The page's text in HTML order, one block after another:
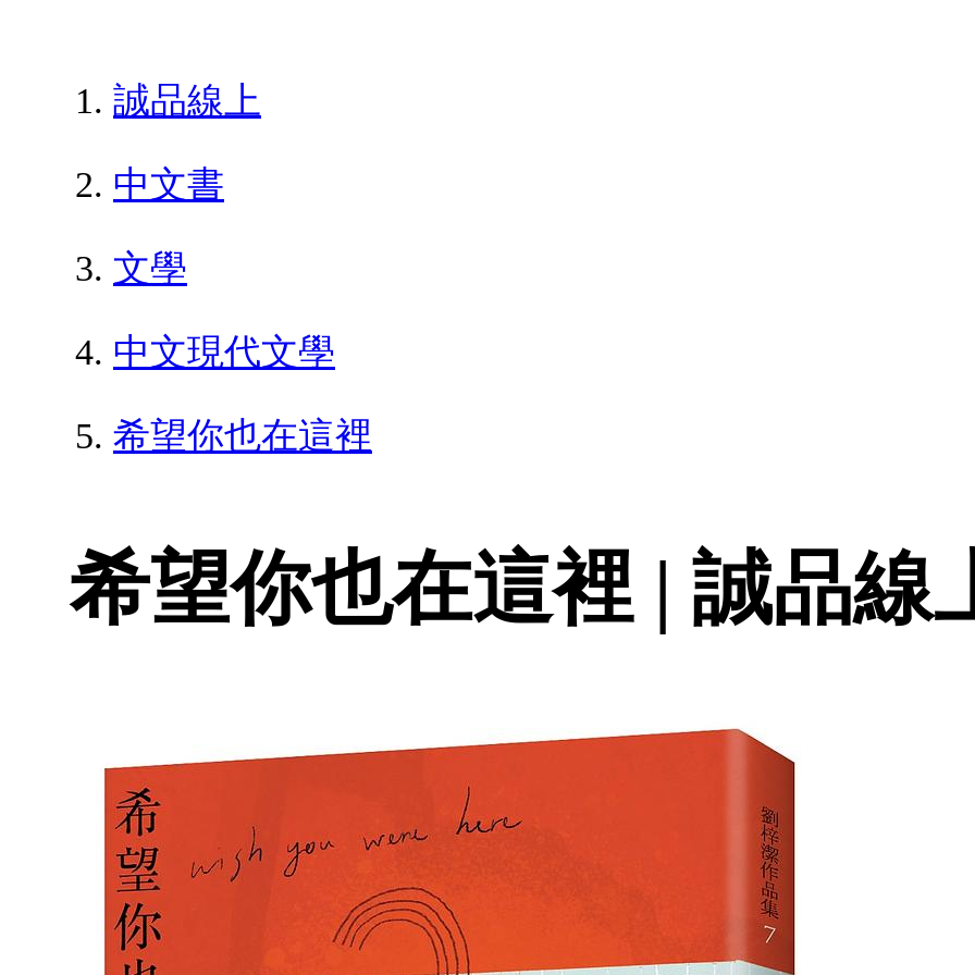
誠品線上
中文書
文學
中文現代文學
希望你也在這裡
希望你也在這裡 | 誠品線